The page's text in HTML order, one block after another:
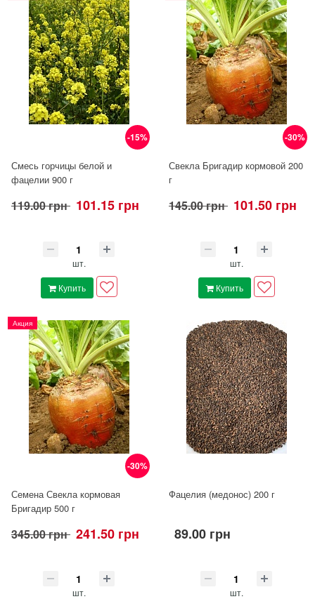
-15%
Смесь горчицы белой и
фацелии 900 г
119.00 грн 101.15 грн
шт.
Купить
-30%
Свекла Бригадир кормовой 200
г
145.00 грн 101.50 грн
шт.
Купить
-30%
Акция
Семена Свекла кормовая
Бригадир 500 г
345.00 грн 241.50 грн
шт.
Фацелия (медонос) 200 г
89.00 грн
шт.